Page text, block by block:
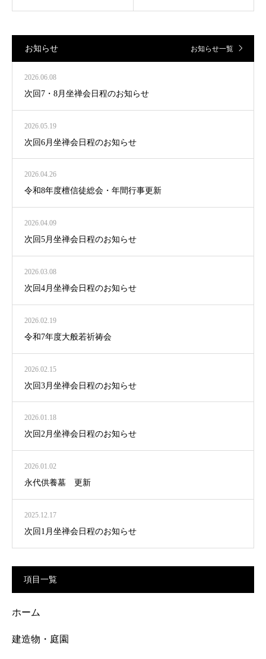
お知らせ お知らせ一覧
2026.06.08
次回7・8月坐禅会日程のお知らせ
2026.05.19
次回6月坐禅会日程のお知らせ
2026.04.26
令和8年度檀信徒総会・年間行事更新
2026.04.09
次回5月坐禅会日程のお知らせ
2026.03.08
次回4月坐禅会日程のお知らせ
2026.02.19
令和7年度大般若祈祷会
2026.02.15
次回3月坐禅会日程のお知らせ
2026.01.18
次回2月坐禅会日程のお知らせ
2026.01.02
永代供養墓 更新
2025.12.17
次回1月坐禅会日程のお知らせ
項目一覧
ホーム
建造物・庭園